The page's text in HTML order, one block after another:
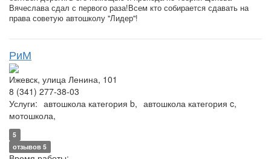
Вячеслава сдал с первого раза!Всем кто собирается сдавать на
права советую автошколу "Лидер"!
РиМ
Ижевск, улица Ленина, 101
8 (341) 277-38-03
Услуги: автошкола категория b, автошкола категория c,
мотошкола,
5
отзывов 5